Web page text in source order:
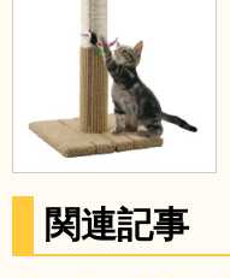
関連記事